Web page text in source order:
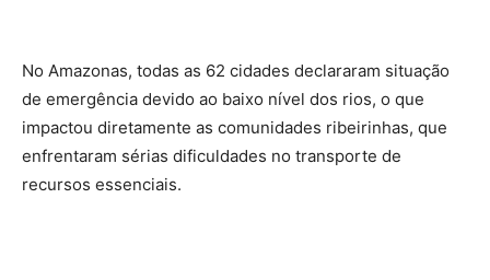
No Amazonas, todas as 62 cidades declararam situação
de emergência devido ao baixo nível dos rios, o que
impactou diretamente as comunidades ribeirinhas, que
enfrentaram sérias dificuldades no transporte de
recursos essenciais.